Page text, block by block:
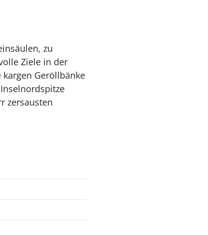
zu
Ziele in der
Geröllbänke
zersausten